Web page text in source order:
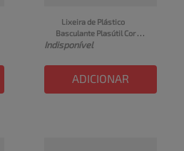
Lixeira de Plástico
Basculante Plasútil Cor
Preta 4,9L
Indisponível
ADICIONAR